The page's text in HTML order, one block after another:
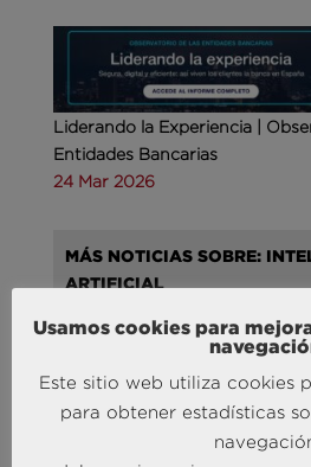
Liderando la Experiencia |
Entidades Bancarias
24 Mar 2026
MÁS NOTICIAS SOBRE:
ARTIFICIAL
Usamos cookies para
Este sitio web utiliza cookies
para obtener estadísticas